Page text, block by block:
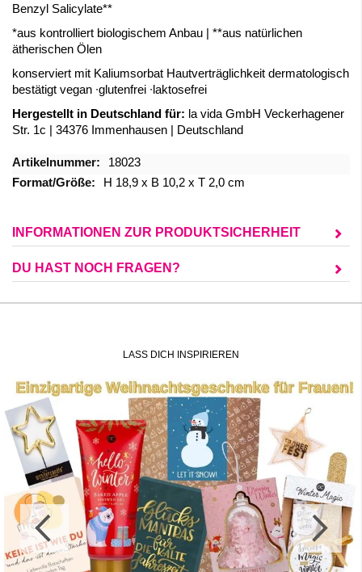
Benzyl Salicylate**
*aus kontrolliert biologischem Anbau | **aus natürlichen
ätherischen Ölen
konserviert mit Kaliumsorbat Hautverträglichkeit dermatologisch
bestätigt vegan ∙glutenfrei ∙laktosefrei
Hergestellt in Deutschland für: la vida GmbH Veckerhagener
Str. 1c | 34376 Immenhausen | Deutschland
Mehr
Informationen
18023
H 18,9 x B 10,2 x T 2,0 cm
INFORMATIONEN ZUR PRODUKTSICHERHEIT
DU HAST NOCH FRAGEN?
LASS DICH INSPIRIEREN